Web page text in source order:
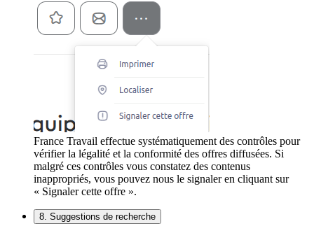
France Travail effectue systématiquement des contrôles pour
vérifier la légalité et la conformité des offres diffusées. Si
malgré ces contrôles vous constatez des contenus
inappropriés, vous pouvez nous le signaler en cliquant sur
« Signaler cette offre ».
8. Suggestions de recherche